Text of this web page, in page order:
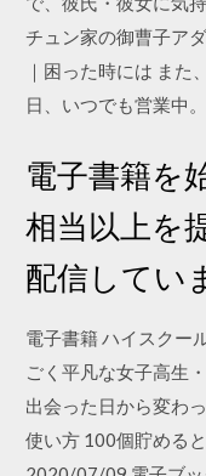
チュン家の御曹子ア
｜困った時には ま
日、いつでも営業中
電子書籍を
相当以上を
配信してい
電子書籍 ハイスクー
ごく平凡な女子高生
出会った日から変わ
使い方 100個貯める